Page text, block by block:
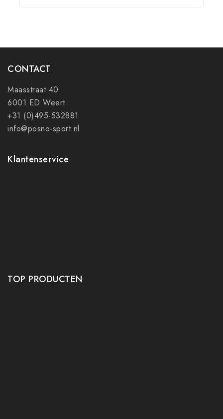
CONTACT
Maasstraat 40
6001 ED Weert
+31 (0)495-532881
info@posno-sport.nl
Klantenservice
TOP PRODUCTEN